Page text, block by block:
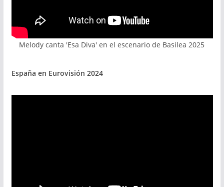
Melody canta 'Esa Diva' en el escenario de Basilea 2025
España en Eurovisión 2024